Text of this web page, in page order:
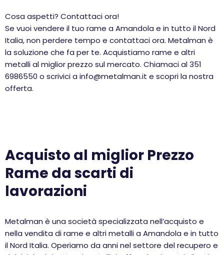
Cosa aspetti? Contattaci ora!
Se vuoi vendere il tuo rame a Amandola e in tutto il Nord
Italia, non perdere tempo e contattaci ora. Metalman è
la soluzione che fa per te. Acquistiamo rame e altri
metalli al miglior prezzo sul mercato. Chiamaci al 351
6986550 o scrivici a info@metalman.it e scopri la nostra
offerta.
Acquisto al miglior Prezzo
Rame da scarti di
lavorazioni
Metalman è una società specializzata nell’acquisto e
nella vendita di rame e altri metalli a Amandola e in tutto
il Nord Italia. Operiamo da anni nel settore del recupero e